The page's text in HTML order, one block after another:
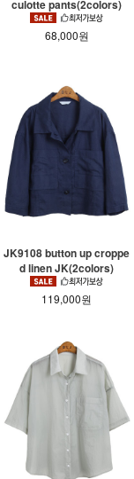
culotte pants(2colors)
68,000원
JK9108 button up croppe
d linen JK(2colors)
119,000원